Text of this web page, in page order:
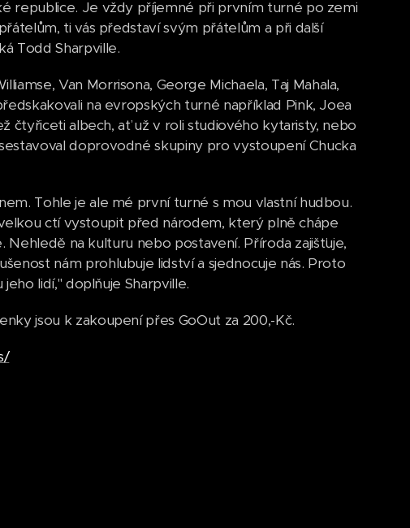
republice. Je vždy příjemné při prvním turné po zemi
ti vás představí svým přátelům a při další
Todd Sharpville.
Van Morrisona, George Michaela, Taj Mahala,
na evropských turné například Pink, Joea
čtyřiceti albech, ať už v roli studiového kytaristy, nebo
doprovodné skupiny pro vystoupení Chucka
Tohle je ale mé první turné s mou vlastní hudbou.
ctí vystoupit před národem, který plně chápe
na kulturu nebo postavení. Příroda zajišťuje,
nám prohlubuje lidství a sjednocuje nás. Proto
lidí," doplňuje Sharpville.
jsou k zakoupení přes GoOut za 200,-Kč.